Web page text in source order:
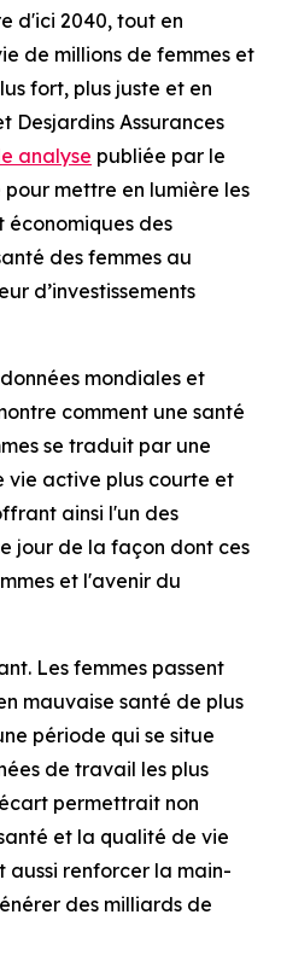
d'ici 2040, tout en
de millions de femmes et
fort, plus juste et en
Desjardins Assurances
analyse publiée par le
mettre en lumière les
économiques des
des femmes au
d’investissements
mondiales et
comment une santé
se traduit par une
vie active plus courte et
ainsi l'un des
jour de la façon dont ces
et l'avenir du
Les femmes passent
mauvaise santé de plus
période qui se situe
de travail les plus
permettrait non
et la qualité de vie
aussi renforcer la main-
des milliards de